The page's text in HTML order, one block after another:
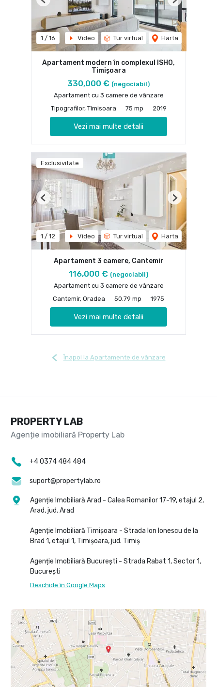
1 / 16 Video Tur virtual Harta
Previous Next
Apartament modern în complexul ISHO,
Timișoara
330,000 € (negociabil)
Apartament cu 3 camere de vânzare
Tipografilor, Timisoara
75 mp 2019
Vezi mai multe detalii
Exclusivitate
1 / 12 Video Tur virtual Harta
Previous Next
Apartament 3 camere, Cantemir
116,000 € (negociabil)
Apartament cu 3 camere de vânzare
Cantemir, Oradea
50.79 mp 1975
Vezi mai multe detalii
Înapoi la Apartamente de vânzare
PROPERTY LAB
+4 0374 484 484
suport@propertylab.ro
Agenție Imobiliară Arad - Calea Romanilor 17-19, etajul 2,
Arad, jud. Arad
Agenție Imobiliară Timișoara - Strada Ion Ionescu de la
Brad 1, etajul 1, Timișoara, jud. Timiș
Agenție Imobiliară București - Strada Rabat 1, Sector 1,
București
Deschide în Google Maps